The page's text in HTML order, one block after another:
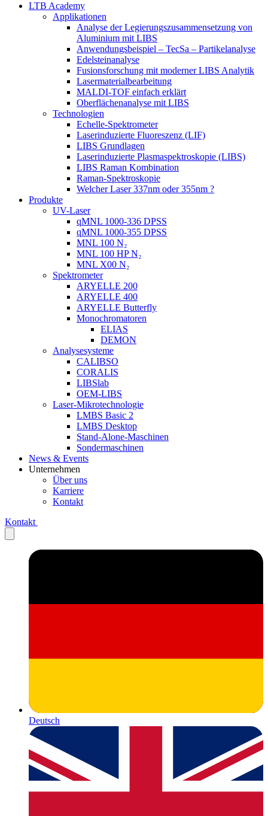
LTB Academy
Applikationen
Analyse der Legierungszusammensetzung von
Aluminium mit LIBS
Anwendungsbeispiel – TecSa – Partikelanalyse
Edelsteinanalyse
Fusionsforschung mit moderner LIBS Analytik
Lasermaterialbearbeitung
MALDI-TOF einfach erklärt
Oberflächenanalyse mit LIBS
Technologien
Echelle-Spektrometer
Laserinduzierte Fluoreszenz (LIF)
LIBS Grundlagen
Laserinduzierte Plasmaspektroskopie (LIBS)
LIBS Raman Kombination
Raman-Spektroskopie
Welcher Laser 337nm oder 355nm ?
Produkte
UV-Laser
qMNL 1000-336 DPSS
qMNL 1000-355 DPSS
MNL 100 N₂
MNL 100 HP N₂
MNL X00 N₂
Spektrometer
ARYELLE 200
ARYELLE 400
ARYELLE Butterfly
Monochromatoren
ELIAS
DEMON
Analysesysteme
CALIBSO
CORALIS
LIBSlab
OEM-LIBS
Laser-Mikrotechnologie
LMBS Basic 2
LMBS Desktop
Stand-Alone-Maschinen
Sondermaschinen
News & Events
Unternehmen
Über uns
Karriere
Kontakt
Kontakt
Deutsch